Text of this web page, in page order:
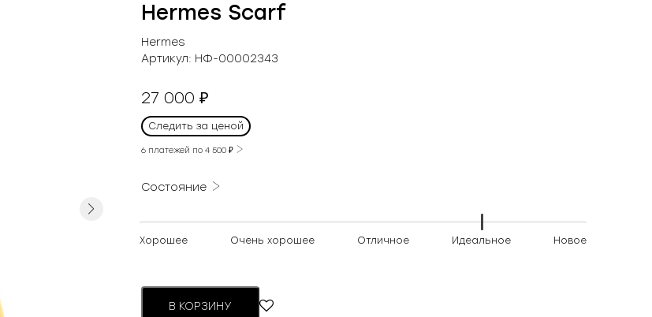
Next
Hermes Scarf
Hermes
Артикул: НФ-00002343
27 000 ₽
Следить за ценой
6 платежей по 4 500 ₽
Состояние
Хорошее Очень хорошее Отличное Идеальное Новое
В КОРЗИНУ